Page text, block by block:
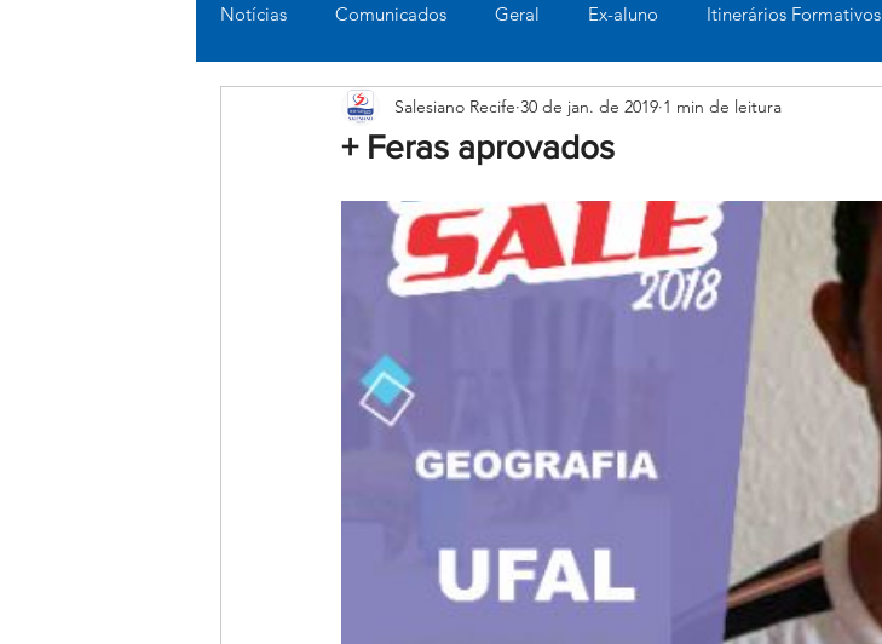
Notícias Comunicados Geral Ex-aluno Itinerários Formativos
Fundamental II Ensino Médio Pastoral Esportes
Educomunicação Bilíngue Robótica Bolsas filantrópicas
+ Feras aprovados
Salesiano Recife 30 de jan. de 2019 1 min de leitura